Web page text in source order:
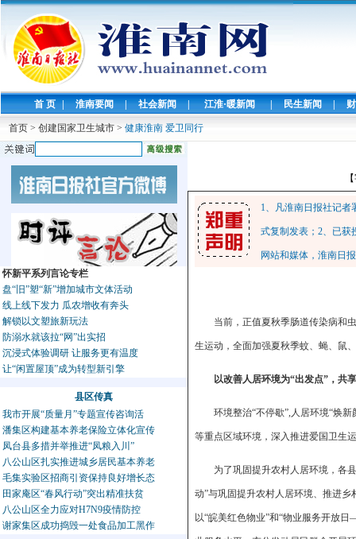
首 页 | 淮南要闻 | 社会新闻 | 江淮·暖新闻 | 民生新闻 |
首页 > 创建国家卫生城市 > 健康淮南 爱卫同行
怀新平系列言论专栏
盘“旧”塑“新”增加城市文体活动
线上线下发力 瓜农增收有奔头
解锁以文塑旅新玩法
防溺水就该拉“网”出实招
沉浸式体验调研 让服务更有温度
让“闲置屋顶”成为转型新引擎
县区传真
我市开展“质量月”专题宣传咨询活
潘集区构建基本养老保险立体化宣传
凤台县多措并举推进“凤粮入川”
八公山区扎实推进城乡居民基本养老
毛集实验区招商引资保持良好增长态
田家庵区“春风行动”突出精准扶贫
八公山区全力应对H7N9疫情防控
谢家集区成功捣毁一处食品加工黑作
1、凡淮南日报社记
式复制发表；2、已获
网站和媒体，淮南日
当前，正值夏秋季肠道传染病和
生运动，全面加强夏秋季蚊、蝇、鼠
以改善人居环境为“出发点”，共
环境整治“不停歇”,人居环境“焕
等重点区域环境，深入推进爱国卫生
为了巩固提升农村人居环境，各
动”与巩固提升农村人居环境、推进
以“皖美红色物业”和“物业服务开放